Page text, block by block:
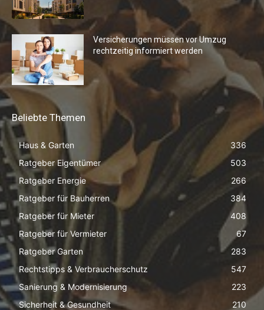
Versicherungen müssen vor Umzug
rechtzeitig informiert werden
Beliebte Themen
Haus & Garten
336
Ratgeber Eigentümer
503
Ratgeber Energie
266
Ratgeber für Bauherren
384
Ratgeber für Mieter
408
Ratgeber für Vermieter
67
Ratgeber Garten
283
Rechtstipps & Verbraucherschutz
547
Sanierung & Modernisierung
223
Sicherheit & Gesundheit
210